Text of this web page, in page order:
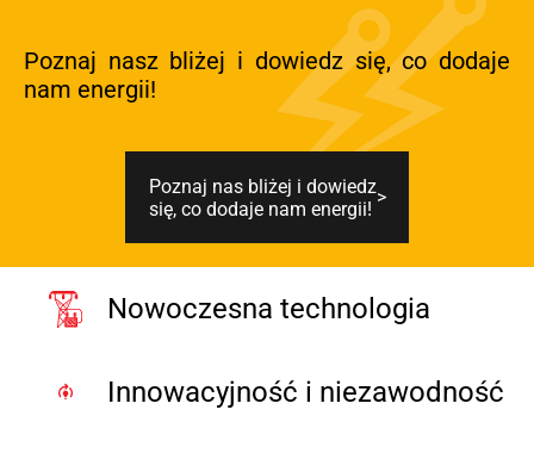
Poznaj nasz bliżej i dowiedz się, co dodaje
nam energii!
Poznaj nas bliżej i dowiedz
się, co dodaje nam energii!
Nowoczesna technologia
Innowacyjność i niezawodność